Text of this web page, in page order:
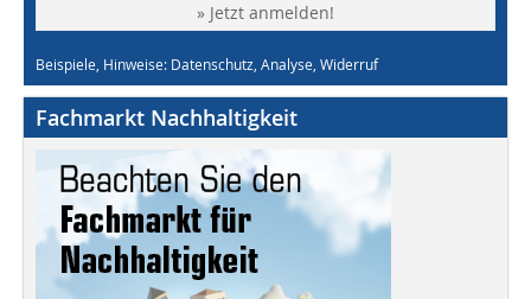
» Jetzt anmelden!
Beispiele, Hinweise: Datenschutz, Analyse, Widerruf
Fachmarkt Nachhaltigkeit